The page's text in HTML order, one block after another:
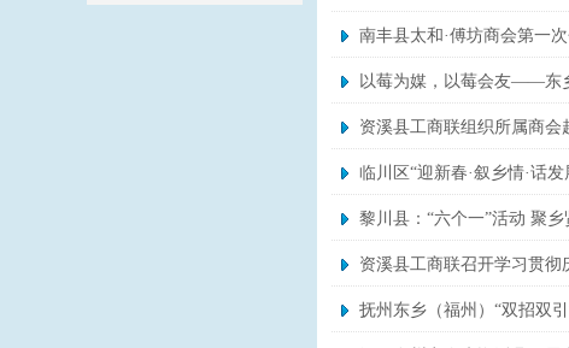
南丰县太和·傅坊商会第一
以莓为媒，以莓会友——东
资溪县工商联组织所属商会
临川区“迎新春·叙乡情·话
黎川县：“六个一”活动 聚
资溪县工商联召开学习贯彻
抚州东乡（福州）“双招双